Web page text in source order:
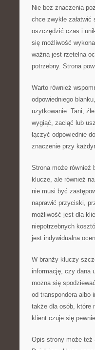
Nie bez znaczenia
chce zwykle załatwić
oszczędzić czas i
się możliwość
ważna jest rzetelna
potrzebny. Strona
Warto również
odpowiedniego
użytkowanie. Tani,
wygiąć, zaciąć lub
łączyć odpowiednie
znaczenie przy
Strona może również
klucze, ale również
nie musi być
naprawić przyciski,
możliwość jest dla
niepotrzebnych
jest indywidualna
W branży kluczy
informację, czy dana
można się
od transpondera albo
także dla osób, które
klient czuje się
Opis strony może też